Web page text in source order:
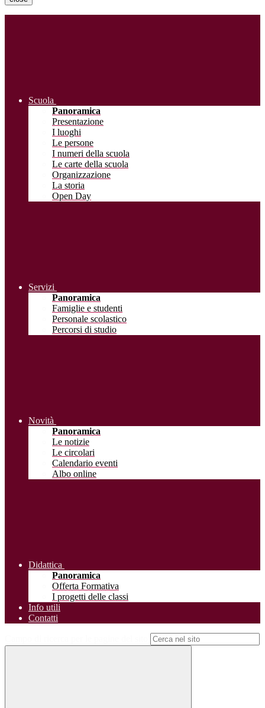
Scuola
Panoramica
Presentazione
I luoghi
Le persone
I numeri della scuola
Le carte della scuola
Organizzazione
La storia
Open Day
Servizi
Panoramica
Famiglie e studenti
Personale scolastico
Percorsi di studio
Novità
Panoramica
Le notizie
Le circolari
Calendario eventi
Albo online
Didattica
Panoramica
Offerta Formativa
I progetti delle classi
Info utili
Contatti